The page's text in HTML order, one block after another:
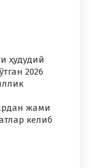
ҳудудий
2026
жами
келиб